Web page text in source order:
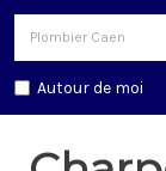
Autour de moi